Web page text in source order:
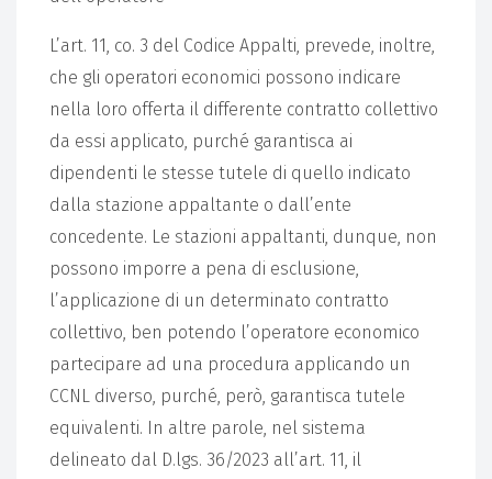
L’art. 11, co. 3 del Codice Appalti, prevede, inoltre,
che gli operatori economici possono indicare
nella loro offerta il differente contratto collettivo
da essi applicato, purché garantisca ai
dipendenti le stesse tutele di quello indicato
dalla stazione appaltante o dall’ente
concedente. Le stazioni appaltanti, dunque, non
possono imporre a pena di esclusione,
l’applicazione di un determinato contratto
collettivo, ben potendo l’operatore economico
partecipare ad una procedura applicando un
CCNL diverso, purché, però, garantisca tutele
equivalenti. In altre parole, nel sistema
delineato dal D.lgs. 36/2023 all’art. 11, il